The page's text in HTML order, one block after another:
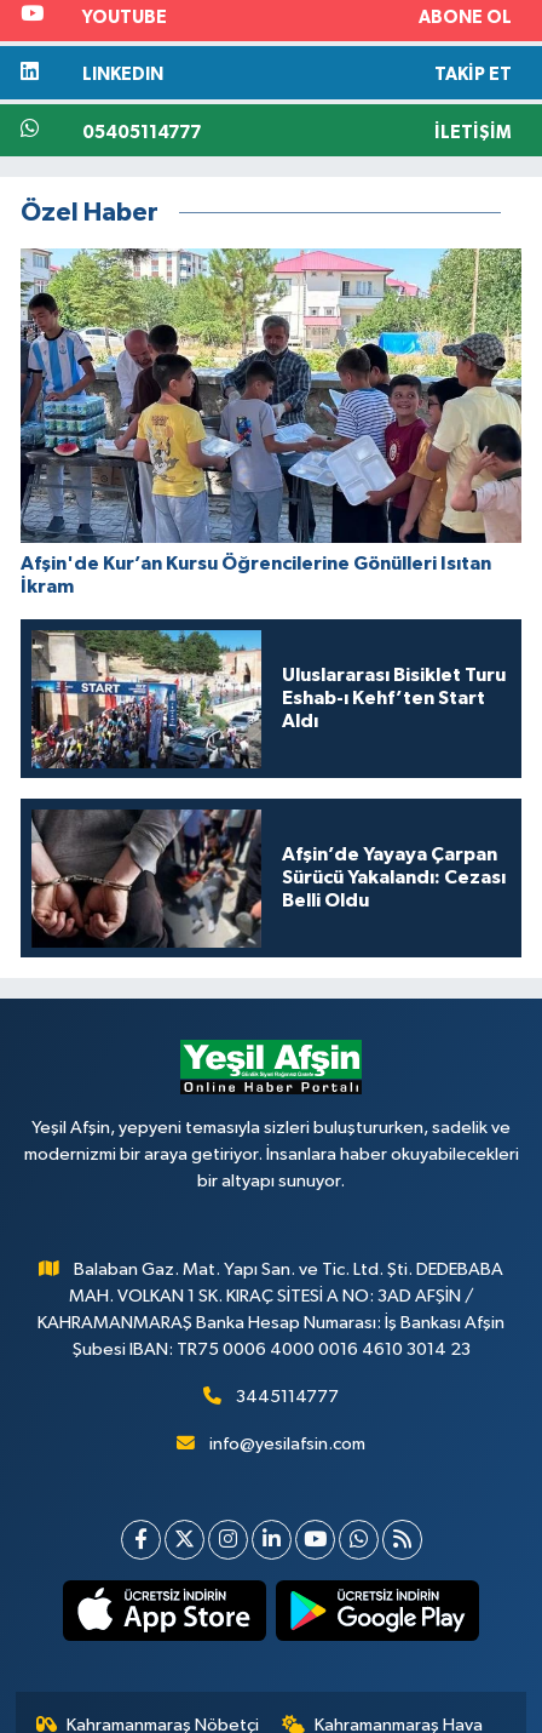
YOUTUBE ABONE OL
LINKEDIN TAKIP ET
05405114777 İLETIŞIM
Özel Haber
Afşin'de Kur’an Kursu Öğrencilerine Gönülleri Isıtan
İkram
Uluslararası Bisiklet Turu
Eshab-ı Kehf’ten Start
Aldı
Afşin’de Yayaya Çarpan
Sürücü Yakalandı: Cezası
Belli Oldu
Yeşil Afşin, yepyeni temasıyla sizleri buluştururken, sadelik ve
modernizmi bir araya getiriyor. İnsanlara haber okuyabilecekleri
bir altyapı sunuyor.
Balaban Gaz. Mat. Yapı San. ve Tic. Ltd. Şti. DEDEBABA
MAH. VOLKAN 1 SK. KIRAÇ SİTESİ A NO: 3AD AFŞİN /
KAHRAMANMARAŞ Banka Hesap Numarası: İş Bankası Afşin
Şubesi IBAN: TR75 0006 4000 0016 4610 3014 23
3445114777
info@yesilafsin.com
Kahramanmaraş Nöbetçi Kahramanmaraş Hava